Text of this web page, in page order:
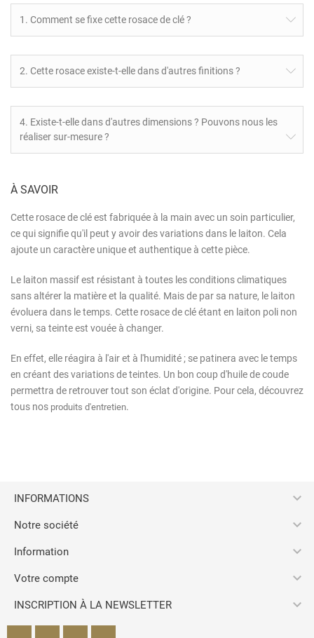
1. Comment se fixe cette rosace de clé ?
2. Cette rosace existe-t-elle dans d'autres finitions ?
4. Existe-t-elle dans d'autres dimensions ? Pouvons nous les
réaliser sur-mesure ?
À SAVOIR
Cette rosace de clé est fabriquée à la main avec un soin particulier,
ce qui signifie qu'il peut y avoir des variations dans le laiton. Cela
ajoute un caractère unique et authentique à cette pièce.
Le laiton massif est résistant à toutes les conditions climatiques
sans altérer la matière et la qualité. Mais de par sa nature, le laiton
évoluera dans le temps. Cette rosace de clé étant en laiton poli non
verni, sa teinte est vouée à changer.
En effet, elle réagira à l'air et à l'humidité ; se patinera avec le temps
en créant des variations de teintes. Un bon coup d'huile de coude
permettra de retrouver tout son éclat d'origine. Pour cela, découvrez
tous nos produits d'entretien.
INFORMATIONS 
Notre société 
Information 
Votre compte 
INSCRIPTION À LA NEWSLETTER 